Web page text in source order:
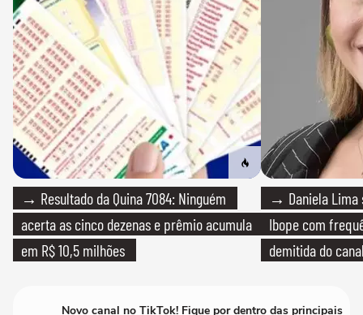
→ Resultado da Quina 7084: Ninguém
acerta as cinco dezenas e prêmio acumula
em R$ 10,5 milhões
→ Daniela Lima
Ibope com
demitida do
Novo canal no TikTok! Fique por dentro das principais